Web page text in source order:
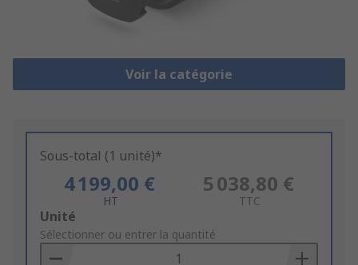
Voir la catégorie
Sous-total (1 unité)*
4 199,00 €
HT
5 038,80 €
TTC
Add
to
Basket
Unité
Sélectionner ou entrer la quantité